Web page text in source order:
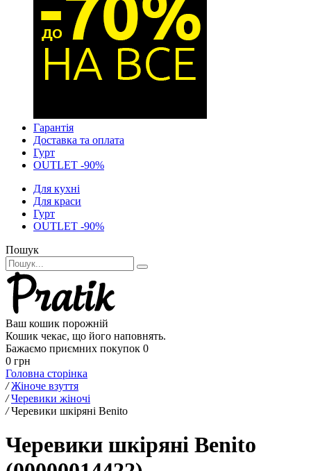
Гарантія
Доставка та оплата
Гурт
OUTLET -90%
Для кухні
Для краси
Гурт
OUTLET -90%
Пошук
Ваш кошик порожній
Кошик чекає, що його наповнять.
Бажаємо приємних покупок 0
0 грн
Головна сторінка
/ Жіноче взуття
/ Черевики жіночі
/ Черевики шкіряні Benito
Черевики шкіряні Benito